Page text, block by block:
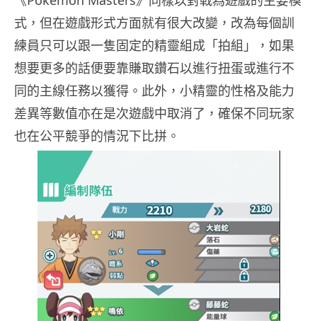
式，但在遊戲形式方面就有很大改變，改為每個訓
練員只可以跟一隻固定的精靈組成「拍組」，如果
想要更多的話便要靠賺取鑽石以進行扭蛋或進行不
同的主線任務以獲得。此外，小精靈的性格及能力
差異等數值亦在是次遊戲中取消了，確保不同玩家
也在公平競爭的情況下比拼。